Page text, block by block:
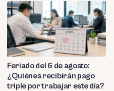
Feriado del 6 de agosto:
¿Quiénes recibirán pago
triple por trabajar este día?